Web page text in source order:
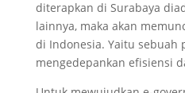
diterapkan di Surabaya
lainnya, maka akan
di Indonesia. Yaitu sebuah
mengedepankan efisiensi